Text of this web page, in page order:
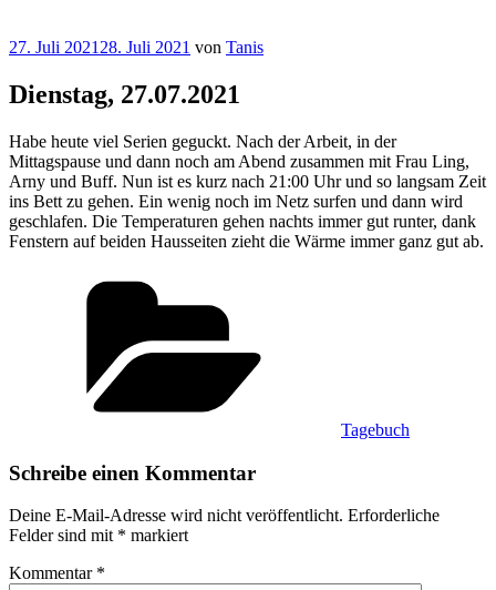
Veröffentlicht
27. Juli 2021 28. Juli 2021 von Tanis
Dienstag, 27.07.2021
Habe heute viel Serien geguckt. Nach der Arbeit, in der
Mittagspause und dann noch am Abend zusammen mit Frau Ling,
Arny und Buff. Nun ist es kurz nach 21:00 Uhr und so langsam Zeit
ins Bett zu gehen. Ein wenig noch im Netz surfen und dann wird
geschlafen. Die Temperaturen gehen nachts immer gut runter, dank
Fenstern auf beiden Hausseiten zieht die Wärme immer ganz gut ab.
Tagebuch
Schreibe einen Kommentar
Deine E-Mail-Adresse wird nicht veröffentlicht. Erforderliche
Felder sind mit * markiert
Kommentar *